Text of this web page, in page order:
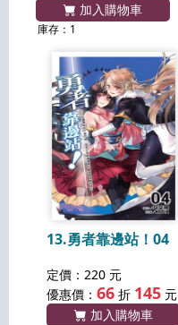
加入購物車
庫存：1
13.勇者靠邊站！04
定價：220 元
優惠價： 66 折 145 元
加入購物車